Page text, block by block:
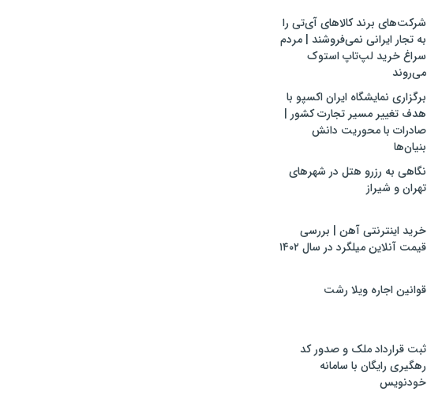
شرکت‌های برند کالاهای آی‌تی را
به تجار ایرانی نمی‌فروشند | مردم
سراغ خرید لپ‌تاپ استوک
می‌روند
برگزاری نمایشگاه ایران اکسپو با
هدف تغییر مسیر تجارت کشور |
صادرات با محوریت دانش
بنیان‌ها
نگاهی به رزرو هتل در شهرهای
تهران و شیراز
خرید اینترنتی آهن | بررسی
قیمت آنلاین میلگرد در سال ۱۴۰۲
قوانین اجاره ویلا رشت
ثبت قرارداد ملک و صدور کد
رهگیری رایگان با سامانه
خودنویس